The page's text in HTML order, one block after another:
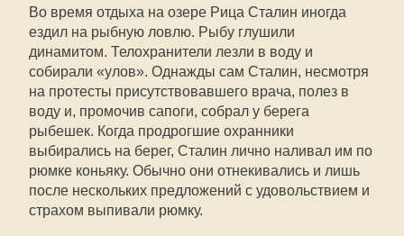
Во время отдыха на озере Рица Сталин иногда
ездил на рыбную ловлю. Рыбу глушили
динамитом. Телохранители лезли в воду и
собирали «улов». Однажды сам Сталин, несмотря
на протесты присутствовавшего врача, полез в
воду и, промочив сапоги, собрал у берега
рыбешек. Когда продрогшие охранники
выбирались на берег, Сталин лично наливал им по
рюмке коньяку. Обычно они отнекивались и лишь
после нескольких предложений с удовольствием и
страхом выпивали рюмку.